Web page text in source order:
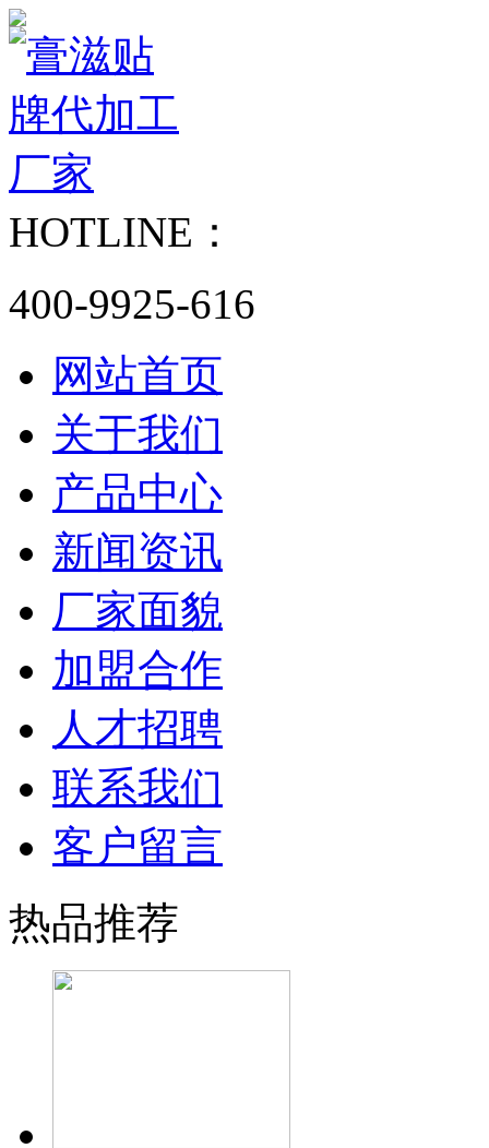
HOTLINE：
400-9925-616
网站首页
关于我们
产品中心
新闻资讯
厂家面貌
加盟合作
人才招聘
联系我们
客户留言
热品推荐